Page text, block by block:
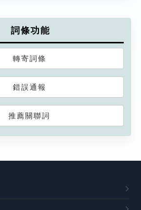
詞條功能
轉寄詞條
錯誤通報
推薦關聯詞